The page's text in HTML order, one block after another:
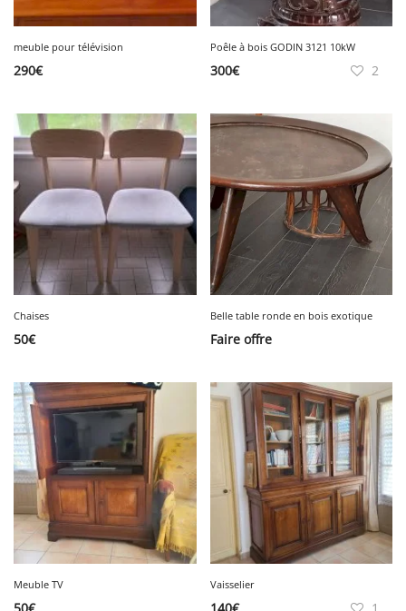
meuble pour télévision
290€
Poêle à bois GODIN 3121 10kW
300€ 2
Chaises
50€
Belle table ronde en bois exotique
Faire offre
Meuble TV Vaisselier